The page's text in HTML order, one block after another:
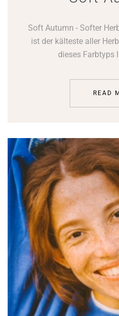
Soft Autumn - Softer
ist der kälteste aller
dieses Farbtyps
READ